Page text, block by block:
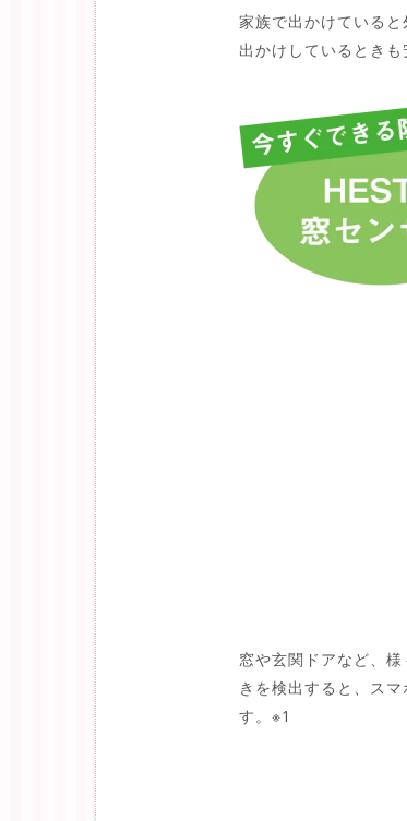
家族で出かけている
出かけしているとき
窓や玄関ドアなど、
きを検出すると、ス
す。※1